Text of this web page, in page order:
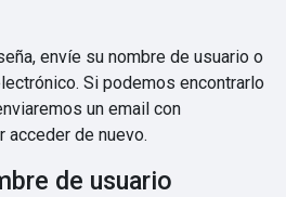
envíe su nombre de usuario o
Si podemos encontrarlo
un email con
acceder de nuevo.
de usuario
de usuario